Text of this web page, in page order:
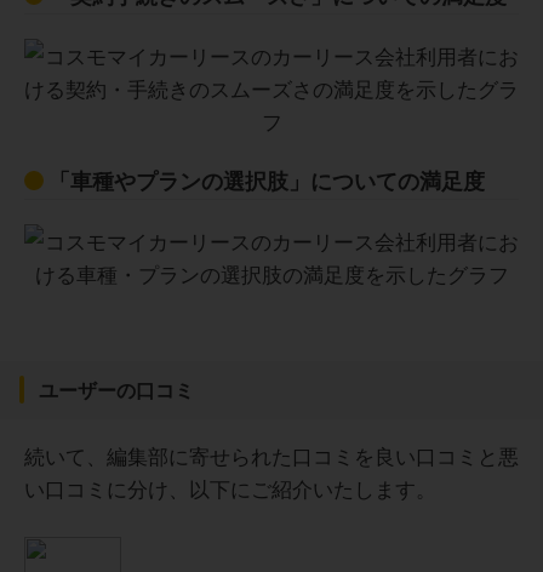
「車種やプランの選択肢」についての満足度
ユーザーの口コミ
続いて、編集部に寄せられた口コミを良い口コミと悪
い口コミに分け、以下にご紹介いたします。